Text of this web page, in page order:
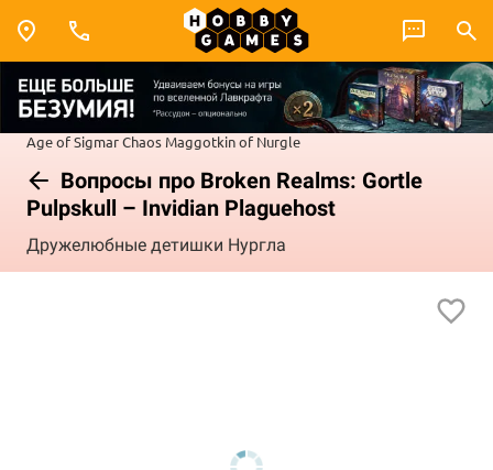
Age of SigmarChaos Maggotkin of Nurgle
Вопросы про Broken Realms: Gortle
Pulpskull – Invidian Plaguehost
Дружелюбные детишки Нургла